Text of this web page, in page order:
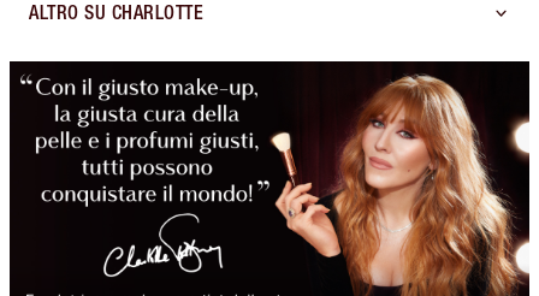
ALTRO SU CHARLOTTE